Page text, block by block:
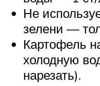
Не
зелени —
Картофель
холодную
нарезать).